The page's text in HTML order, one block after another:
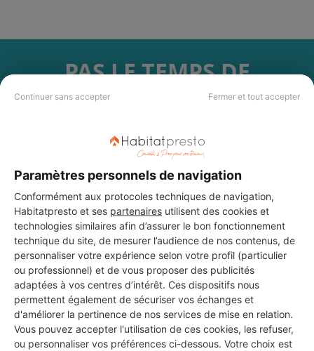
Continuer sans accepter Fermer et tout accepter
Paramètres personnels de navigation
Conformément aux protocoles techniques de navigation,
Habitatpresto et ses partenaires utilisent des cookies et
technologies similaires afin d’assurer le bon fonctionnement
technique du site, de mesurer l’audience de nos contenus, de
personnaliser votre expérience selon votre profil (particulier
ou professionnel) et de vous proposer des publicités
adaptées à vos centres d’intérêt. Ces dispositifs nous
permettent également de sécuriser vos échanges et
d'améliorer la pertinence de nos services de mise en relation.
Vous pouvez accepter l'utilisation de ces cookies, les refuser,
ou personnaliser vos préférences ci-dessous. Votre choix est
PAS LE TEMPS DE
CHERCHER ?
choisir ? Demandez des devis travauxauprès de notre réseau de 5 000
professionnels partout en France.
DEMANDER UN DEVIS